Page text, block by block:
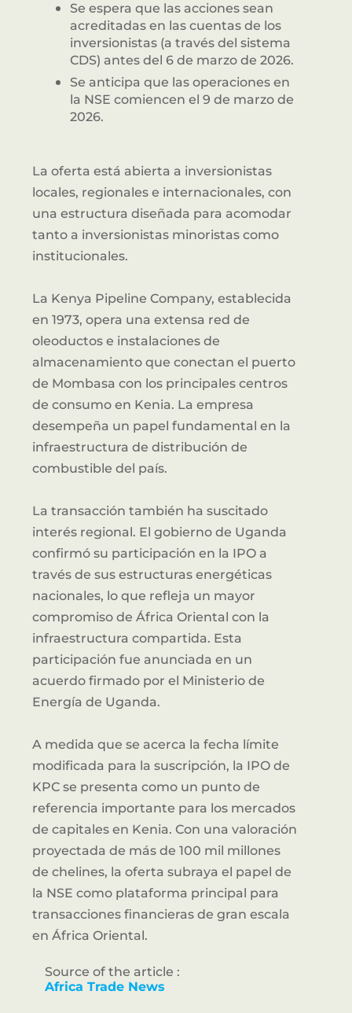
Se espera que las acciones sean
acreditadas en las cuentas de los
inversionistas (a través del sistema
CDS) antes del 6 de marzo de 2026.
Se anticipa que las operaciones en
la NSE comiencen el 9 de marzo de
2026.
La oferta está abierta a inversionistas
locales, regionales e internacionales, con
una estructura diseñada para acomodar
tanto a inversionistas minoristas como
institucionales.
La Kenya Pipeline Company, establecida
en 1973, opera una extensa red de
oleoductos e instalaciones de
almacenamiento que conectan el puerto
de Mombasa con los principales centros
de consumo en Kenia. La empresa
desempeña un papel fundamental en la
infraestructura de distribución de
combustible del país.
La transacción también ha suscitado
interés regional. El gobierno de Uganda
confirmó su participación en la IPO a
través de sus estructuras energéticas
nacionales, lo que refleja un mayor
compromiso de África Oriental con la
infraestructura compartida. Esta
participación fue anunciada en un
acuerdo firmado por el Ministerio de
Energía de Uganda.
A medida que se acerca la fecha límite
modificada para la suscripción, la IPO de
KPC se presenta como un punto de
referencia importante para los mercados
de capitales en Kenia. Con una valoración
proyectada de más de 100 mil millones
de chelines, la oferta subraya el papel de
la NSE como plataforma principal para
transacciones financieras de gran escala
en África Oriental.
Source of the article :
Africa Trade News